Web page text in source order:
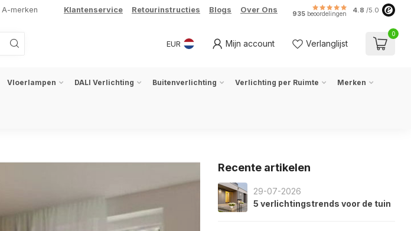
merken Klantenservice Retourinstructies Blogs Over Ons 935 beoordelingen 4.8 /5.0
EUR Mijn account Verlanglijst
0
Vloerlampen DALI Verlichting Buitenverlichting Verlichting per Ruimte Merken
Recente artikelen
29-07-2026
5 verlichtingstrends voor de tuin